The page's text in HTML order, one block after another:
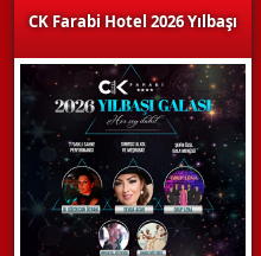
CK Farabi Hotel 2026 Yılbaşı